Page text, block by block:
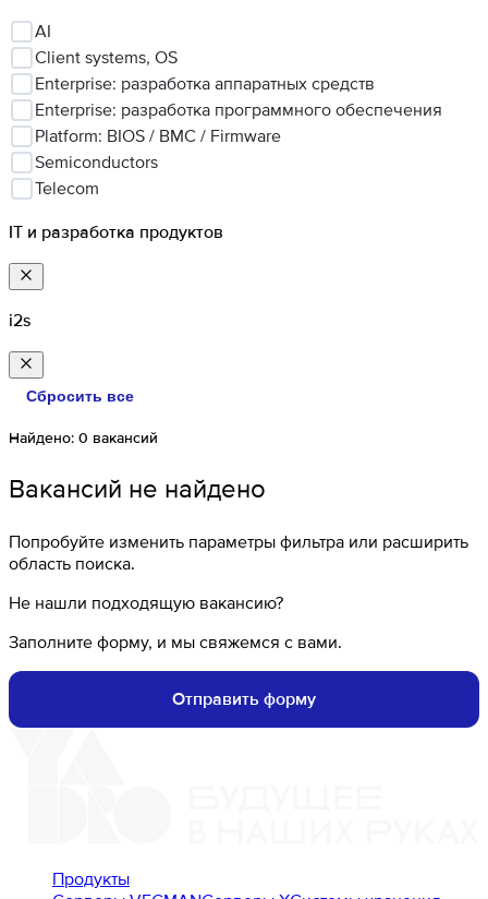
AI
Client systems, OS
Enterprise: разработка аппаратных средств
Enterprise: разработка программного обеспечения
Platform: BIOS / BMC / Firmware
Semiconductors
Telecom
IT и разработка продуктов
i2s
Сбросить все
Найдено: 0 вакансий
Вакансий не найдено
Попробуйте изменить параметры фильтра или расширить
область поиска.
Не нашли подходящую вакансию?
Заполните форму, и мы свяжемся с вами.
Отправить форму
Продукты